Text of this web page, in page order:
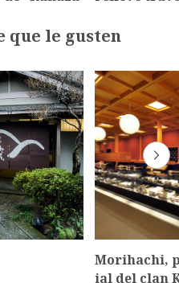
que le gusten
Morihachi,
ial del clan